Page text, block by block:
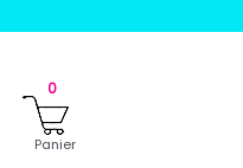
0
Panier